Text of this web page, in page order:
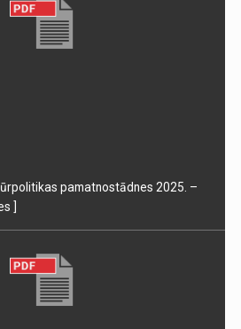
pamatnostādnes 2025. –
]